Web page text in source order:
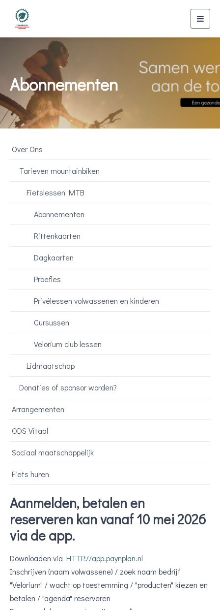
Abonnementen
Over Ons
Tarieven mountainbiken
Fietslessen MTB
Abonnementen
Rittenkaarten
Dagkaarten
Proefles
Privélessen volwassenen en kinderen
Cursussen
Velorium club lessen
Lidmaatschap
Donaties of sponsor worden?
Arrangementen
ODS Vitaal
Sociaal maatschappelijk
Fiets huren
​​​​​​​Aanmelden, betalen en
reserveren kan vanaf 10 mei 2026
via de app.
Downloaden via HTTP://app.paynplan.nl
Inschrijven (naam volwassene) / zoek naam bedrijf
"Velorium" / wacht op toestemming / "producten" kiezen en
betalen / "agenda" reserveren